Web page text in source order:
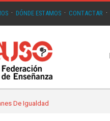
· DÓNDE ESTAMOS · CONTACTAR ·
De Igualdad